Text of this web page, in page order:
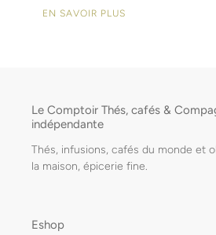
EN SAVOIR PLUS
Le Comptoir Thés, cafés &
indépendante
Thés, infusions, cafés du monde et
la maison, épicerie fine.
Eshop